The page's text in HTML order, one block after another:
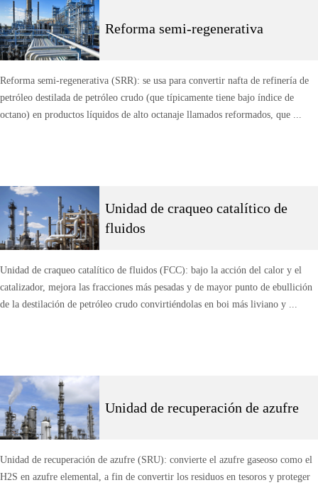
Reforma semi-regenerativa
Reforma semi-regenerativa (SRR): se usa para convertir nafta de refinería de
petróleo destilada de petróleo crudo (que típicamente tiene bajo índice de
octano) en productos líquidos de alto octanaje llamados reformados, que ...
Unidad de craqueo catalítico de
fluidos
Unidad de craqueo catalítico de fluidos (FCC): bajo la acción del calor y el
catalizador, mejora las fracciones más pesadas y de mayor punto de ebullición
de la destilación de petróleo crudo convirtiéndolas en boi más liviano y ...
Unidad de recuperación de azufre
Unidad de recuperación de azufre (SRU): convierte el azufre gaseoso como el
H2S en azufre elemental, a fin de convertir los residuos en tesoros y proteger